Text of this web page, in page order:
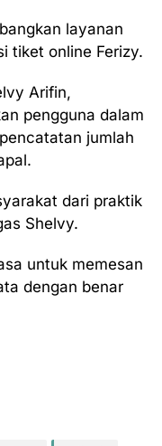
layanan
tiket online Ferizy.
Arifin,
pengguna dalam
jumlah
dari praktik
Shelvy.
untuk memesan
dengan benar